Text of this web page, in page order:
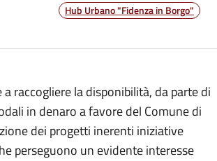
Hub Urbano "Fidenza in Borgo"
raccogliere la disponibilità, da parte di
in denaro a favore del Comune di
dei progetti inerenti iniziative
perseguono un evidente interesse